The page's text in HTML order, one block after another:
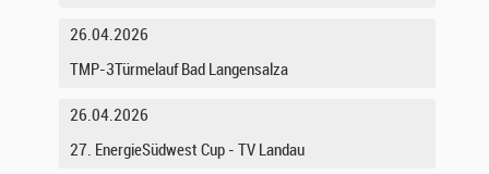
26.04.2026
TMP-3Türmelauf Bad Langensalza
26.04.2026
27. EnergieSüdwest Cup - TV Landau